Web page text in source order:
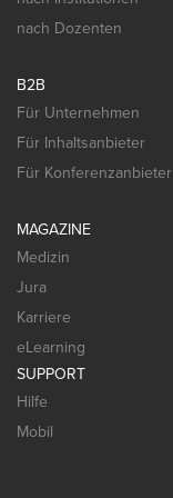
nach Dozenten
B2B
Für Unternehmen
Für Inhaltsanbieter
Für Konferenzanbieter
MAGAZINE
Medizin
Jura
Karriere
eLearning
SUPPORT
Hilfe
Mobil